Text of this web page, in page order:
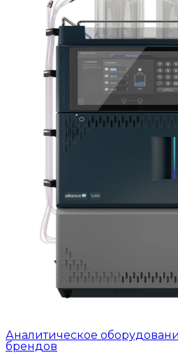
Аналитическое
брендов